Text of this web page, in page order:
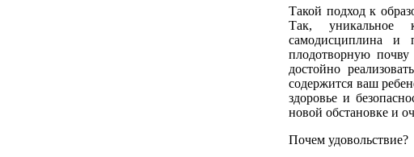
Такой подход к
Так, уникальное
самодисциплина и
плодотворную
достойно
содержится ваш
здоровье и
новой обстановке и
Почем удовольствие?